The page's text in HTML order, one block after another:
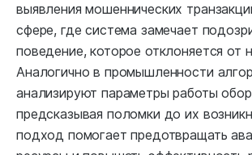
выявления мошеннических
сфере, где система замечает
поведение, которое отклоняется от
Аналогично в промышленности
анализируют параметры работы
предсказывая поломки до их
подход помогает предотвращать